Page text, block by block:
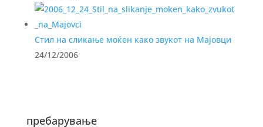
Стил на сликање моќен како звукот на Мајовци
24/12/2006
пребарување